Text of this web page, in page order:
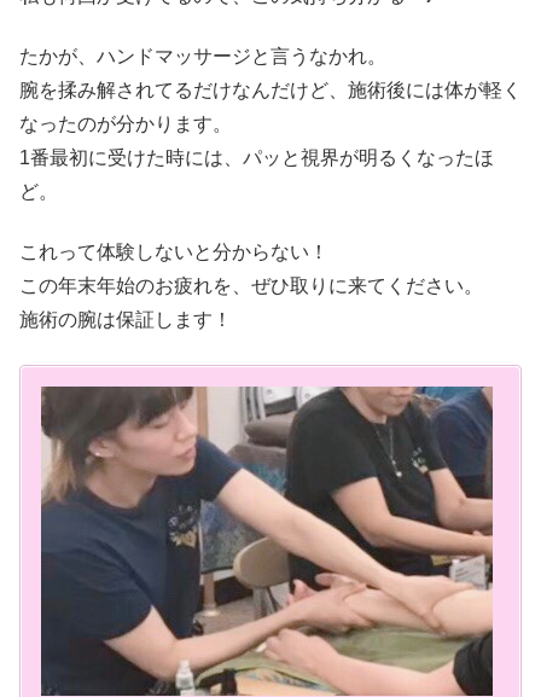
たかが、ハンドマッサージと言うなかれ。
腕を揉み解されてるだけなんだけど、施術後には体が軽く
なったのが分かります。
1番最初に受けた時には、パッと視界が明るくなったほ
ど。
これって体験しないと分からない！
この年末年始のお疲れを、ぜひ取りに来てください。
施術の腕は保証します！